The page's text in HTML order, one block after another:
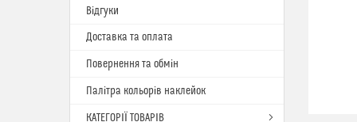
Відгуки
Доставка та оплата
Повернення та обмін
Палітра кольорів наклейок
КАТЕГОРІЇ ТОВАРІВ